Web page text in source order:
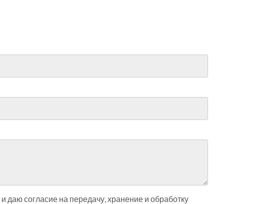
и даю согласие на передачу, хранение и обработку